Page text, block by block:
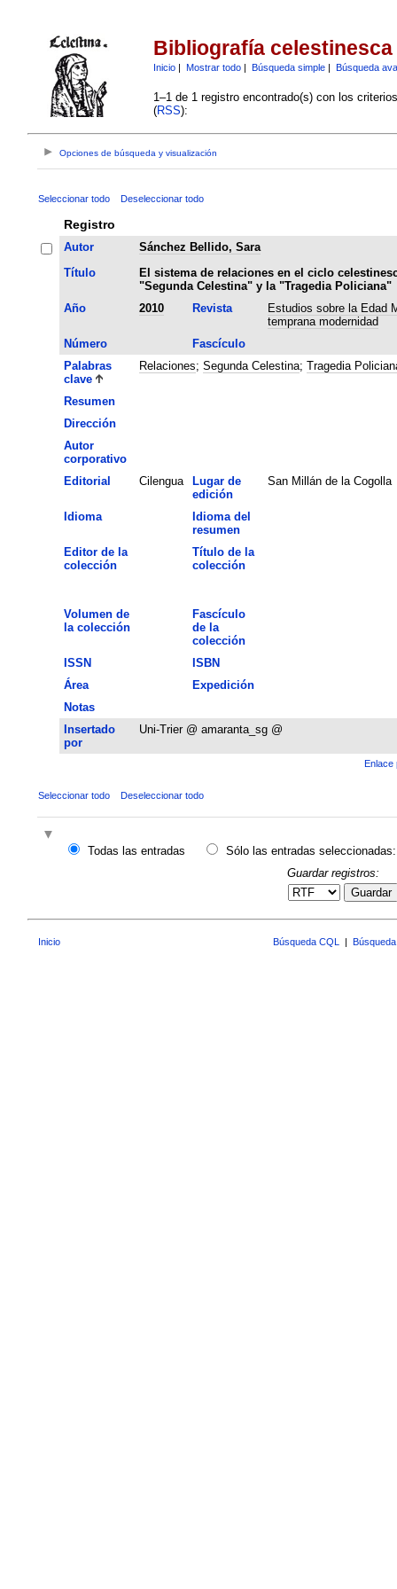
Bibliografía celestinesca
Inicio| Mostrar todo| Búsqueda simple| Búsqueda
1–1 de 1 registro encontrado(s) con los
(RSS):
Opciones de búsqueda y visualización
Seleccionar todo Deseleccionar todo
Registro
Autor
Sánchez Bellido, Sara
Título
El sistema de relaciones en el ciclo
"Segunda Celestina" y la "Tragedia Policiana"
Año
2010 Revista
Estudios sobre la Edad
temprana modernidad
Número
Fascículo
Palabras
clave
Relaciones; Segunda Celestina; Tragedia
Resumen
Dirección
Autor
corporativo
Editorial
Cilengua
Lugar de
edición
San Millán de la Cogolla
Idioma
Idioma del
resumen
Editor de la
colección
Título de la
colección
Volumen de
la colección
Fascículo
de la
colección
ISSN
ISBN
Área
Expedición
Notas
Insertado
por
Uni-Trier @ amaranta_sg @
Enlace
Seleccionar todo Deseleccionar todo
Todas las entradas
Sólo las entradas seleccionadas:
Guardar registros:
Guardar
Inicio Búsqueda CQL